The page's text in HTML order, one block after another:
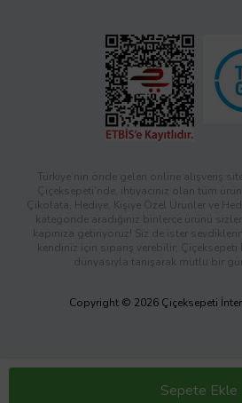
Sepete Ekle
Türkiye’nin önde gelen online alışveriş
Çiçeksepeti’nde, ihtiyacınız olan tüm
Çikolata, Hediye, Kişiye Özel Ürünler ve
kategoride aradığınız binlerce ürünü
kapınıza getiriyoruz! Siz de ister
kendiniz için sipariş verebilir; Çiçeksepeti
dünyasıyla tanışarak mutlu bir
Copyright © 2026 Çiçeksepeti